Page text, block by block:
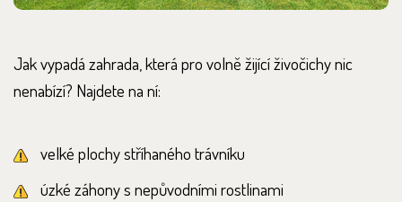
Jak vypadá zahrada, která pro volně žijící živočichy nic
nenabízí? Najdete na ní:
velké plochy stříhaného trávníku
úzké záhony s nepůvodními rostlinami